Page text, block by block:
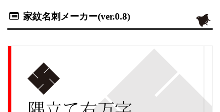
家紋名刺メーカー(ver.0.8)